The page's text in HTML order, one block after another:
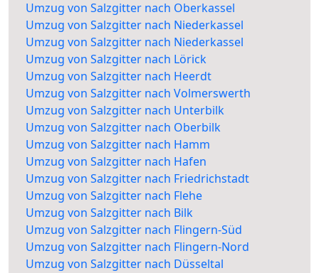
Umzug von Salzgitter nach Oberkassel
Umzug von Salzgitter nach Niederkassel
Umzug von Salzgitter nach Niederkassel
Umzug von Salzgitter nach Lörick
Umzug von Salzgitter nach Heerdt
Umzug von Salzgitter nach Volmerswerth
Umzug von Salzgitter nach Unterbilk
Umzug von Salzgitter nach Oberbilk
Umzug von Salzgitter nach Hamm
Umzug von Salzgitter nach Hafen
Umzug von Salzgitter nach Friedrichstadt
Umzug von Salzgitter nach Flehe
Umzug von Salzgitter nach Bilk
Umzug von Salzgitter nach Flingern-Süd
Umzug von Salzgitter nach Flingern-Nord
Umzug von Salzgitter nach Düsseltal